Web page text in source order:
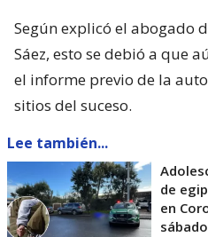
Según explicó el abogado
Sáez, esto se debió a que
el informe previo de la
sitios del suceso.
Lee también...
de
en
sábado